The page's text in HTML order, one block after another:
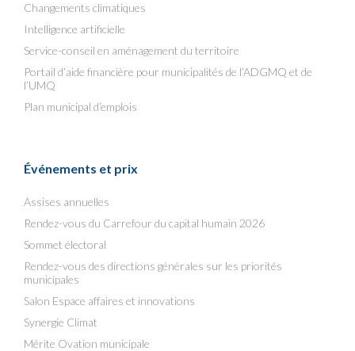
Changements climatiques
Intelligence artificielle
Service-conseil en aménagement du territoire
Portail d’aide financière pour municipalités de l’ADGMQ et de
l’UMQ
Plan municipal d’emplois
Événements et prix
Assises annuelles
Rendez-vous du Carrefour du capital humain 2026
Sommet électoral
Rendez-vous des directions générales sur les priorités
municipales
Salon Espace affaires et innovations
Synergie Climat
Mérite Ovation municipale